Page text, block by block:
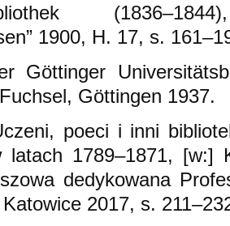
1900, H. 17, s.
Göttinger
Göttingen 1937.
poeci i inni
latach 1789–1871, [w:]
dedykowana
2017, s.